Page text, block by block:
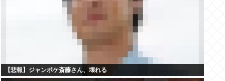
【悲報】ジャンポケ斎藤さん、壊れる